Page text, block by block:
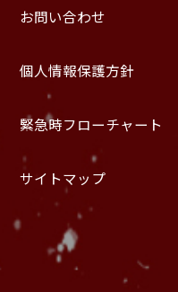
お問い合わせ
個人情報保護方針
緊急時フローチャート
サイトマップ